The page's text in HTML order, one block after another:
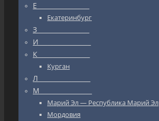
Е_________________
Екатеринбург
З_________________
И_________________
К_________________
Курган
Л_________________
М_________________
Марий Эл — Республика Марий Эл
Мордовия